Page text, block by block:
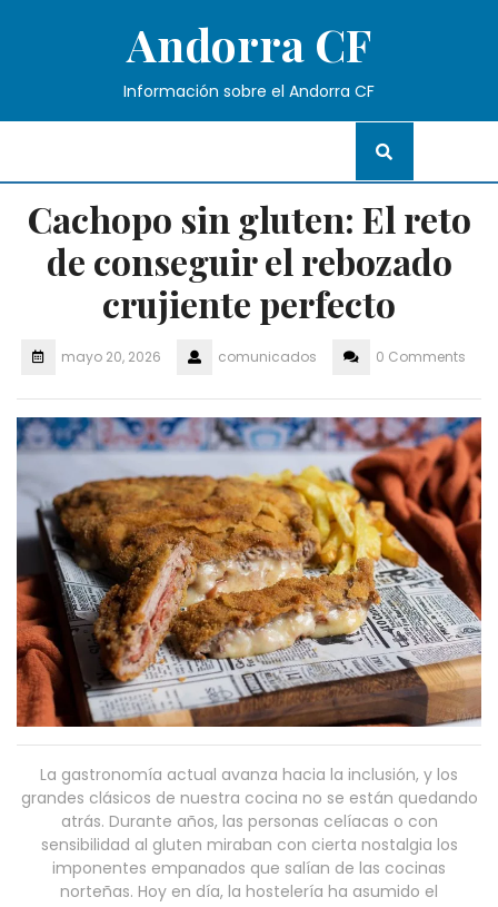
Andorra CF
Información sobre el Andorra CF
Cachopo sin gluten: El reto
de conseguir el rebozado
crujiente perfecto
mayo 20, 2026 comunicados 0 Comments
La gastronomía actual avanza hacia la inclusión, y los
grandes clásicos de nuestra cocina no se están quedando
atrás. Durante años, las personas celíacas o con
sensibilidad al gluten miraban con cierta nostalgia los
imponentes empanados que salían de las cocinas
norteñas. Hoy en día, la hostelería ha asumido el